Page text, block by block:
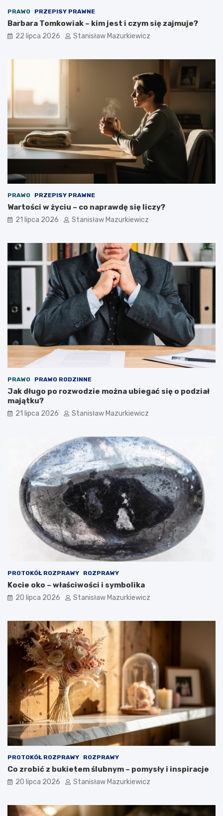
PRAWO PRZEPISY PRAWNE
Barbara Tomkowiak – kim jest i czym się zajmuje?
22 lipca 2026 Stanisław Mazurkiewicz
PRAWO PRZEPISY PRAWNE
Wartości w życiu – co naprawdę się liczy?
21 lipca 2026 Stanisław Mazurkiewicz
PRAWO PRAWO RODZINNE
Jak długo po rozwodzie można ubiegać się o podział
majątku?
21 lipca 2026 Stanisław Mazurkiewicz
PROTOKÓŁ ROZPRAWY ROZPRAWY
Kocie oko – właściwości i symbolika
20 lipca 2026 Stanisław Mazurkiewicz
PROTOKÓŁ ROZPRAWY ROZPRAWY
Co zrobić z bukietem ślubnym – pomysły i inspiracje
20 lipca 2026 Stanisław Mazurkiewicz